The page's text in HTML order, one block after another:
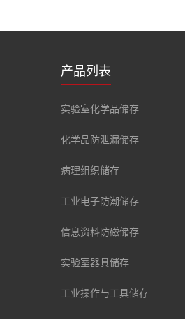
产品列表
实验室化学品储存
化学品防泄漏储存
病理组织储存
工业电子防潮储存
信息资料防磁储存
实验室器具储存
工业操作与工具储存